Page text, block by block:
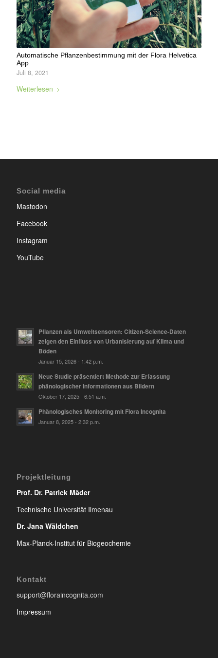
Automatische Pflanzenbestimmung mit der Flora Helvetica
App
Juli 8, 2021
Weiterlesen
Social media
Mastodon
Facebook
Instagram
YouTube
Pflanzen als Umweltsensoren: Citizen-Science-Daten
zeigen den Einfluss von Urbanisierung auf Klima und
Böden
Januar 15, 2026 - 1:42 p.m.
Neue Studie präsentiert Methode zur Erfassung
phänologischer Informationen aus Bildern
Oktober 17, 2025 - 6:51 a.m.
Phänologisches Monitoring mit Flora Incognita
Januar 8, 2025 - 2:32 p.m.
Projektleitung
Prof. Dr. Patrick Mäder
Technische Universität Ilmenau
Dr. Jana Wäldchen
Max-Planck-Institut für Biogeochemie
Kontakt
support@floraincognita.com
Impressum